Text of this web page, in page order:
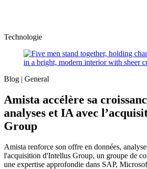
Technologie
Blog | General
Amista accélère sa
analyses et IA avec
Group
Amista renforce son offre en données,
l'acquisition d'Intellus Group, un groupe de
une expertise approfondie dans SAP,